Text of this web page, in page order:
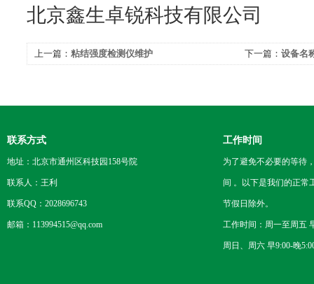
北京鑫生卓锐科技有限公司
上一篇： 粘结强度检测仪维护 下一篇： 设备名
联系方式
地址：北京市通州区科技园158号院
联系人：王利
联系QQ：2028696743
邮箱：113994515@qq.com
工作时间
为了避免不必要的等待
间 。以下是我们的正常
节假日除外。
工作时间：周一至周五
周日、周六 早9:00-晚